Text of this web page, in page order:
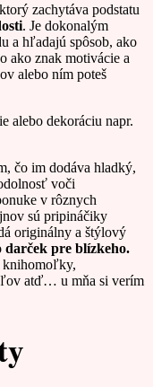
zachytáva podstatu
. Je dokonalým
a hľadajú spôsob, ako
ako znak motivácie a
alebo ním poteš
alebo dekoráciu napr.
čo im dodáva hladký,
voči
v rôznych
sú pripináčiky
originálny a štýlový
darček pre blízkeho.
knihomoľky,
atď… u mňa si verím